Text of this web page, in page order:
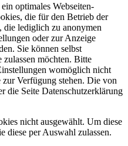
optimales Webseiten-
die für den Betrieb der
die lediglich zu anonymen
oder zur Anzeige
Sie können selbst
zulassen möchten. Bitte
womöglich nicht
Verfügung stehen. Die von
die Seite Datenschutzerklärung
nicht ausgewählt. Um diese
diese per Auswahl zulassen.